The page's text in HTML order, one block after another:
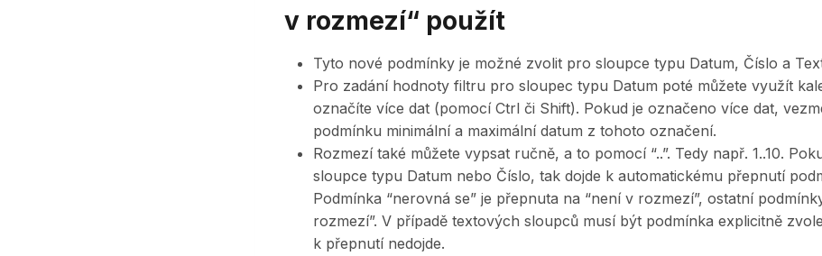
v rozmezí“ použít
Tyto nové podmínky je možné zvolit pro sloupce typu Datum, Číslo a
Pro zadání hodnoty filtru pro sloupec typu Datum poté můžete využít
označíte více dat (pomocí Ctrl či Shift). Pokud je označeno více dat,
podmínku minimální a maximální datum z tohoto označení.
Rozmezí také můžete vypsat ručně, a to pomocí “..”. Tedy např. 1..10.
sloupce typu Datum nebo Číslo, tak dojde k automatickému přepnutí
Podmínka “nerovná se” je přepnuta na “není v rozmezí”, ostatní
rozmezí”. V případě textových sloupců musí být podmínka explicitně
k přepnutí nedojde.